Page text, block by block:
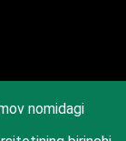
nomidagi